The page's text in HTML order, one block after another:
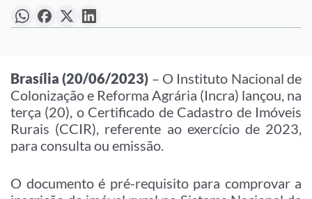
Brasília (20/06/2023) – O Instituto Nacional de
Colonização e Reforma Agrária (Incra) lançou, na
terça (20), o Certificado de Cadastro de Imóveis
Rurais (CCIR), referente ao exercício de 2023,
para consulta ou emissão.
O documento é pré-requisito para comprovar a